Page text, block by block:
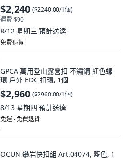
$2,240 ($2240.00/1個)
運費 $90
8/12 星期三 預計送達
免費退貨
GPCA 萬用登山露營扣 不鏽鋼 紅色螺
環 戶外 EDC 扣環, 1個
$2,960 ($2960.00/1個)
8/13 星期四 預計送達
免運 ∙ 免費退貨
OCUN 攀岩快扣組 Art.04074, 藍色, 1